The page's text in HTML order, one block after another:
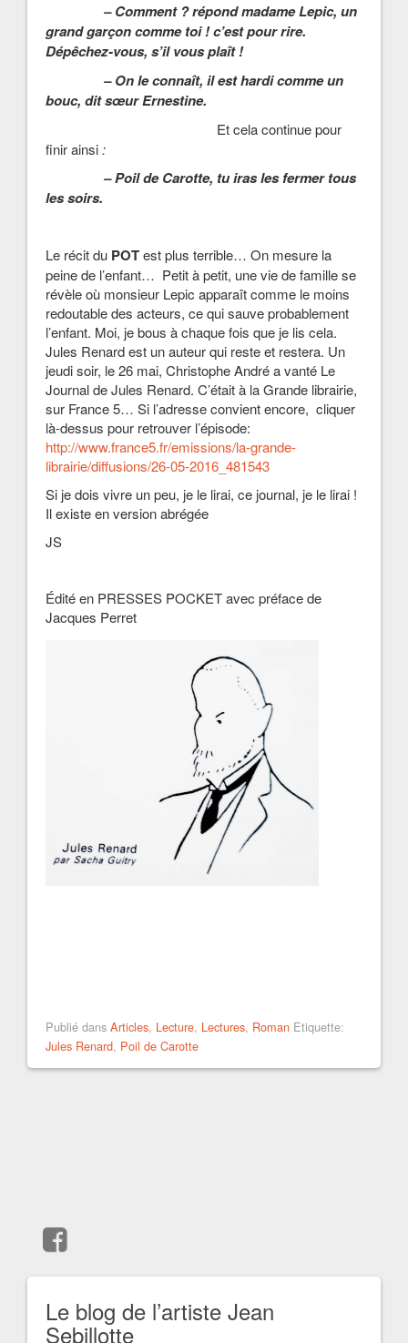
– Comment ? répond madame Lepic, un
grand garçon comme toi ! c’est pour rire.
Dépêchez-vous, s’il vous plaît !
– On le connaît, il est hardi comme un
bouc, dit sœur Ernestine.
Et cela continue pour
finir ainsi :
– Poil de Carotte, tu iras les fermer tous
les soirs.
Le récit du POTest plus terrible… On mesure la
peine de l’enfant… Petit à petit, une vie de famille se
révèle où monsieur Lepic apparaît comme le moins
redoutable des acteurs, ce qui sauve probablement
l’enfant. Moi, je bous à chaque fois que je lis cela.
Jules Renard est un auteur qui reste et restera. Un
jeudi soir, le 26 mai, Christophe André a vanté Le
Journal de Jules Renard. C’était à la Grande librairie,
sur France 5… Si l’adresse convient encore, cliquer
là-dessus pour retrouver l’épisode:
http://www.france5.fr/emissions/la-grande-
librairie/diffusions/26-05-2016_481543
Si je dois vivre un peu, je le lirai, ce journal, je le lirai !
Il existe en version abrégée
JS
Édité en PRESSES POCKET avec préface de
Jacques Perret
Publié dans Articles, Lecture, Lectures, Roman Etiquette:
Jules Renard, Poil de Carotte
Le blog de l’artiste Jean
Sebillotte